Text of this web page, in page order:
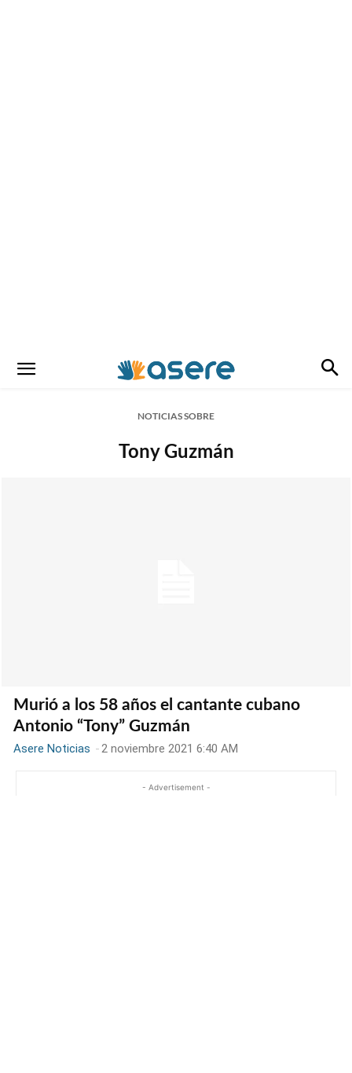
NOTICIAS SOBRE
Tony Guzmán
Murió a los 58 años el cantante cubano
Antonio “Tony” Guzmán
Asere Noticias -2 noviembre 2021 6:40 AM
- Advertisement -